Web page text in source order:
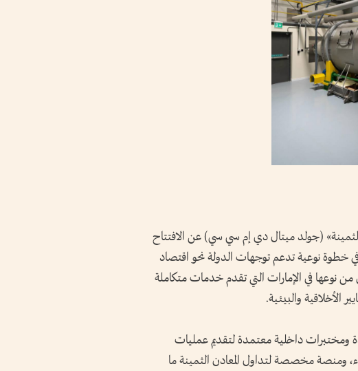
(جولد ميتال دي إم سي سي) عن الافتتاح
لمنشأتها الجديدة في منطقة دبي للاستثمار 2، في خطوة نوعية تدعم توجهات الدولة نحو اقتصاد
من نوعها في الإمارات التي تقدم خدمات متكاملة
الأخلاقية والبيئية.
ومختبرات داخلية معتمدة لتقديم عمليات
ومنصة مخصصة لتداول المعادن الثمينة ما